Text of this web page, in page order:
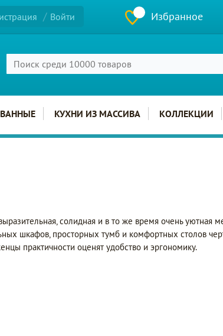
Войти Избранное
ВАННЫЕ КУХНИ ИЗ МАССИВА КОЛЛЕКЦИИ
солидная и в то же время очень уютная
шкафов, просторных тумб и комфортных столов
практичности оценят удобство и эргономику.